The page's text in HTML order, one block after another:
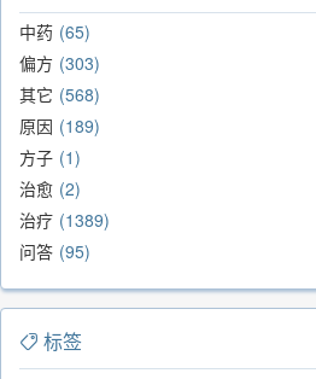
中药 65
偏方 303
其它 568
原因 189
方子 1
治愈 2
治疗 1389
问答 95
标签